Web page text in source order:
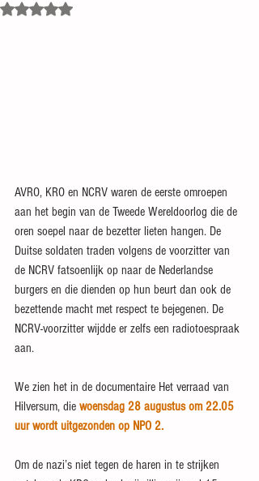
Beoordeeld met NaN uit 5 sterren.
AVRO, KRO en NCRV waren de eerste omroepen
aan het begin van de Tweede Wereldoorlog die de
oren soepel naar de bezetter lieten hangen. De
Duitse soldaten traden volgens de voorzitter van
de NCRV fatsoenlijk op naar de Nederlandse
burgers en die dienden op hun beurt dan ook de
bezettende macht met respect te bejegenen. De
NCRV-voorzitter wijdde er zelfs een radiotoespraak
aan.
We zien het in de documentaire Het verraad van
Hilversum, die woensdag 28 augustus om 22.05
uur wordt uitgezonden op NPO 2.
Om de nazi’s niet tegen de haren in te strijken